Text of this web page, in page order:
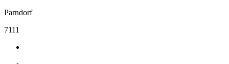
Parndorf
7111